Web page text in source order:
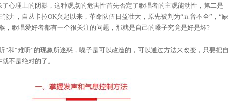
心理上的阴影，这种观点的危害性首先否定了歌唱者的主观能动性，第二是
力，自从卡拉OK兴起以来，革命队伍日益壮大，原先被判为“五音不全”，“缺
，歌唱爱好者都有一个很关注的问题，那就是自己的嗓子究竟是好是坏?
”和“难听”的现象所迷惑，嗓子是可以改造的，可以通过方法来改变，只要把自
不是绝对的了。